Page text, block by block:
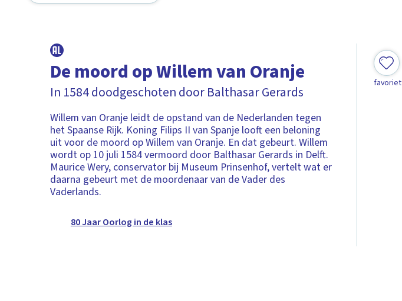
De moord op Willem van Oranje
In 1584 doodgeschoten door Balthasar Gerards
Willem van Oranje leidt de opstand van de Nederlanden tegen
het Spaanse Rijk. Koning Filips II van Spanje looft een beloning
uit voor de moord op Willem van Oranje. En dat gebeurt. Willem
wordt op 10 juli 1584 vermoord door Balthasar Gerards in Delft.
Maurice Wery, conservator bij Museum Prinsenhof, vertelt wat er
daarna gebeurt met de moordenaar van de Vader des
Vaderlands.
80 Jaar Oorlog in de klas
favoriet